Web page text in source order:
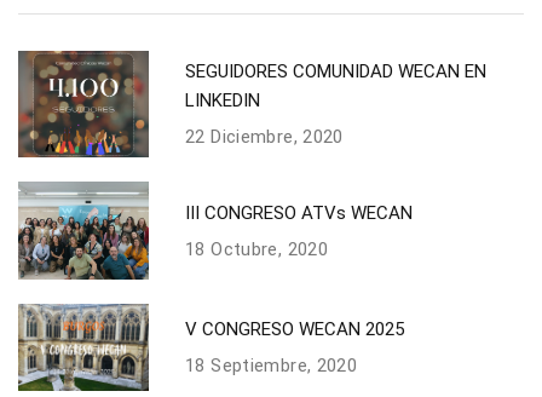
SEGUIDORES COMUNIDAD WECAN EN
LINKEDIN
22 Diciembre, 2020
III CONGRESO ATVs WECAN
18 Octubre, 2020
V CONGRESO WECAN 2025
18 Septiembre, 2020